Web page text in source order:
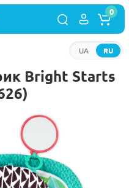
RU
UA
0
Bright Starts